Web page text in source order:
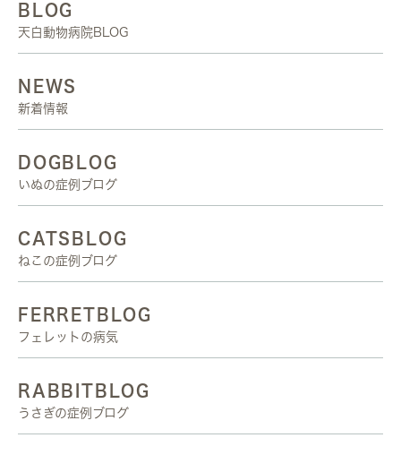
BLOG
天白動物病院BLOG
NEWS
新着情報
DOGBLOG
いぬの症例ブログ
CATSBLOG
ねこの症例ブログ
FERRETBLOG
フェレットの病気
RABBITBLOG
うさぎの症例ブログ